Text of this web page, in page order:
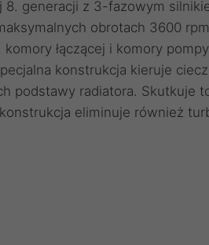
8. generacji z 3-fazowym
obrotach 3600
łączącej i komory
konstrukcja kieruje ciecz
podstawy radiatora. Skutkuje
eliminuje również